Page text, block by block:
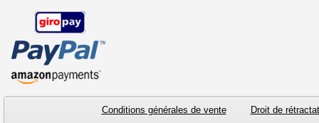
Conditions générales de vente Droit de